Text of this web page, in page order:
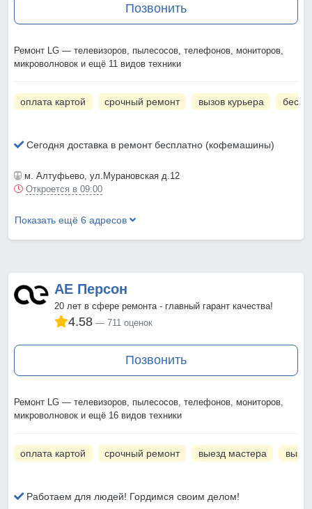
Позвонить
Ремонт LG — телевизоров, пылесосов, телефонов, мониторов,
микроволновок и ещё 11 видов техники
оплата картой срочный ремонт вызов курьера
Сегодня доставка в ремонт бесплатно (кофемашины)
м. Алтуфьево , ул.Мурановская д.12
Откроется в 09:00
Показать ещё 6 адресов
АЕ Персон
20 лет в сфере ремонта - главный гарант качества!
4.58 711 оценок
Позвонить
Ремонт LG — телевизоров, пылесосов, телефонов, мониторов,
микроволновок и ещё 16 видов техники
оплата картой срочный ремонт выезд мастера
Работаем для людей! Гордимся своим делом!